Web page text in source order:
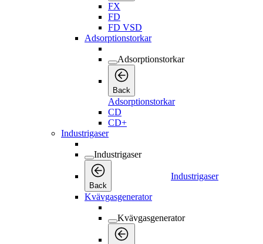
FX
FD
FD VSD
Adsorptionstorkar
Adsorptionstorkar
Back
Adsorptionstorkar
CD
CD+
Industrigaser
Industrigaser
Back
Industrigaser
Kvävgasgenerator
Kvävgasgenerator